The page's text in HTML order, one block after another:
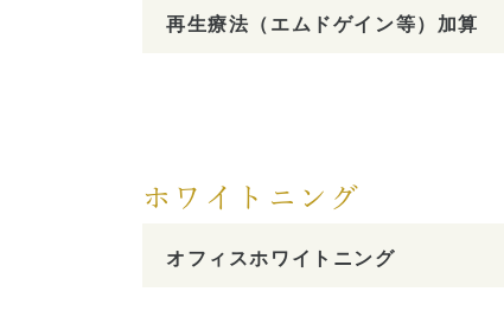
再生療法（エムドゲイン等）加算
ホワイトニング
オフィスホワイトニング